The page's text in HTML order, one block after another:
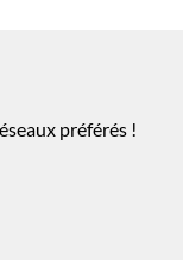
préférés !